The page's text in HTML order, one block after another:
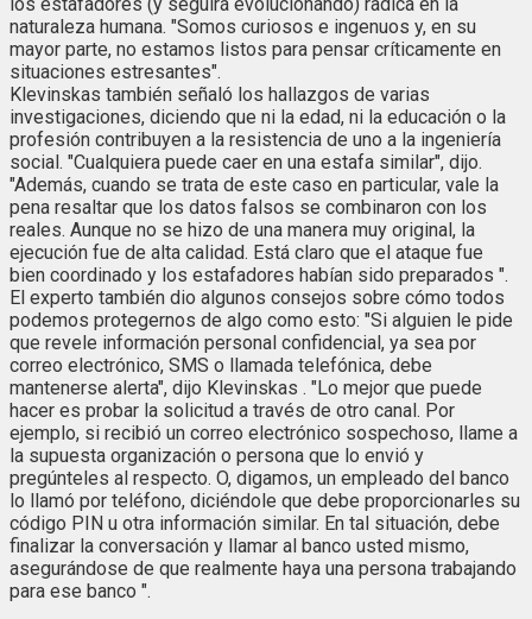
naturaleza humana. "Somos curiosos e ingenuos y, en su
mayor parte, no estamos listos para pensar críticamente en
situaciones estresantes".
Klevinskas también señaló los hallazgos de varias
investigaciones, diciendo que ni la edad, ni la educación o la
profesión contribuyen a la resistencia de uno a la ingeniería
social. "Cualquiera puede caer en una estafa similar", dijo.
"Además, cuando se trata de este caso en particular, vale la
pena resaltar que los datos falsos se combinaron con los
reales. Aunque no se hizo de una manera muy original, la
ejecución fue de alta calidad. Está claro que el ataque fue
bien coordinado y los estafadores habían sido preparados ".
El experto también dio algunos consejos sobre cómo todos
podemos protegernos de algo como esto: "Si alguien le pide
que revele información personal confidencial, ya sea por
correo electrónico, SMS o llamada telefónica, debe
mantenerse alerta", dijo Klevinskas . "Lo mejor que puede
hacer es probar la solicitud a través de otro canal. Por
ejemplo, si recibió un correo electrónico sospechoso, llame a
la supuesta organización o persona que lo envió y
pregúnteles al respecto. O, digamos, un empleado del banco
lo llamó por teléfono, diciéndole que debe proporcionarles su
código PIN u otra información similar. En tal situación, debe
finalizar la conversación y llamar al banco usted mismo,
asegurándose de que realmente haya una persona trabajando
para ese banco ".